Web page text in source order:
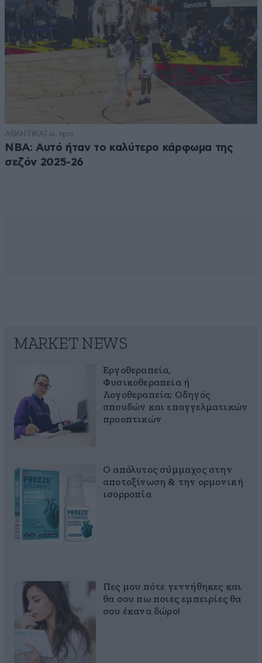
ΑΘΛΗΤΙΚΑ1 ω. πριν
NBA: Αυτό ήταν το καλύτερο κάρφωμα της
σεζόν 2025-26
MARKET NEWS
Εργοθεραπεία,
Φυσικοθεραπεία ή
Λογοθεραπεία; Οδηγός
σπουδών και επαγγελματικών
προοπτικών
Ο απόλυτος σύμμαχος στην
αποτοξίνωση & την ορμονική
ισορροπία
Πες μου πότε γεννήθηκες και
θα σου πω ποιες εμπειρίες θα
σου έκανα δώρο!